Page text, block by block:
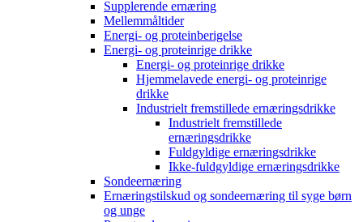
Supplerende ernæring
Mellemmåltider
Energi- og proteinberigelse
Energi- og proteinrige drikke
Energi- og proteinrige drikke
Hjemmelavede energi- og proteinrige
drikke
Industrielt fremstillede ernæringsdrikke
Industrielt fremstillede
ernæringsdrikke
Fuldgyldige ernæringsdrikke
Ikke-fuldgyldige ernæringsdrikke
Sondeernæring
Ernæringstilskud og sondeernæring til syge børn
og unge